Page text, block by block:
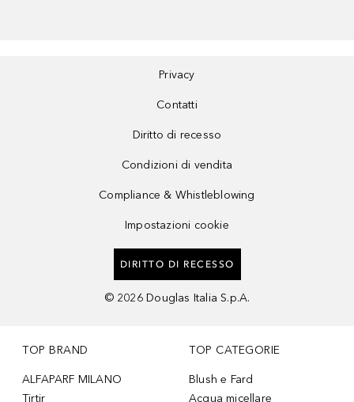
Privacy
Contatti
Diritto di recesso
Condizioni di vendita
Compliance & Whistleblowing
Impostazioni cookie
DIRITTO DI RECESSO
© 2026 Douglas Italia S.p.A.
TOP BRAND
ALFAPARF MILANO
Tirtir
TOP CATEGORIE
Blush e Fard
Acqua micellare